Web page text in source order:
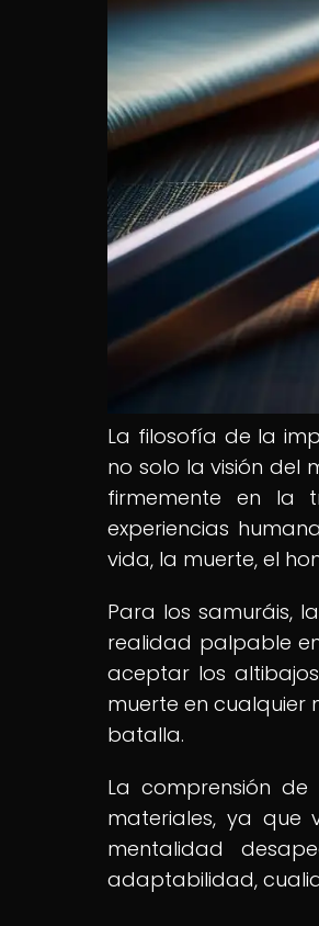
La filosofía de la
no solo la visión del
firmemente en la
experiencias
vida, la muerte, el
Para los samuráis,
realidad palpable
aceptar los
muerte en cualquier
batalla.
La comprensión
materiales, ya que
mentalidad
adaptabilidad,